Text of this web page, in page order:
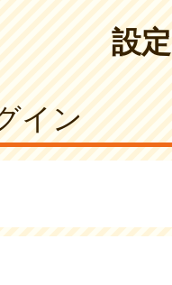
設定
イン